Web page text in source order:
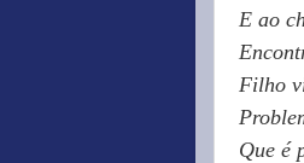
E ao
Filho
Que é